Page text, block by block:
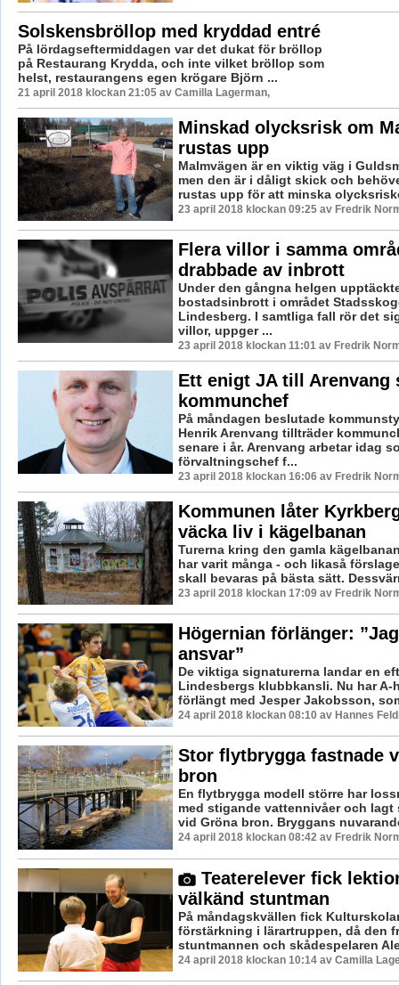
Solskensbröllop med kryddad entré
På lördagseftermiddagen var det dukat för bröllop
på Restaurang Krydda, och inte vilket bröllop som
helst, restaurangens egen krögare Björn ...
21 april 2018 klockan 21:05 av Camilla Lagerman,
Minskad olycksrisk om
rustas upp
Malmvägen är en viktig väg i
men den är i dåligt skick och
rustas upp för att minska
23 april 2018 klockan 09:25 av Fredrik
Flera villor i samma
drabbade av inbrott
Under den gångna helgen
bostadsinbrott i området
Lindesberg. I samtliga fall rör det
villor, uppger ...
23 april 2018 klockan 11:01 av Fredrik
Ett enigt JA till Arenvang
kommunchef
På måndagen beslutade
Henrik Arenvang tillträder
senare i år. Arenvang arbetar idag
förvaltningschef f...
23 april 2018 klockan 16:06 av Fredrik
Kommunen låter
väcka liv i kägelbanan
Turerna kring den gamla
har varit många - och likaså
skall bevaras på bästa sätt.
23 april 2018 klockan 17:09 av Fredrik
Högernian förlänger:
ansvar”
De viktiga signaturerna landar en
Lindesbergs klubbkansli. Nu har A-
förlängt med Jesper Jakobsson,
24 april 2018 klockan 08:10 av Hannes
Stor flytbrygga fastnade
bron
En flytbrygga modell större har
med stigande vattennivåer och lagt
vid Gröna bron. Bryggans
24 april 2018 klockan 08:42 av Fredrik
Teaterelever fick
välkänd stuntman
På måndagskvällen fick
förstärkning i lärartruppen, då den
stuntmannen och skådespelaren
24 april 2018 klockan 10:14 av Camilla